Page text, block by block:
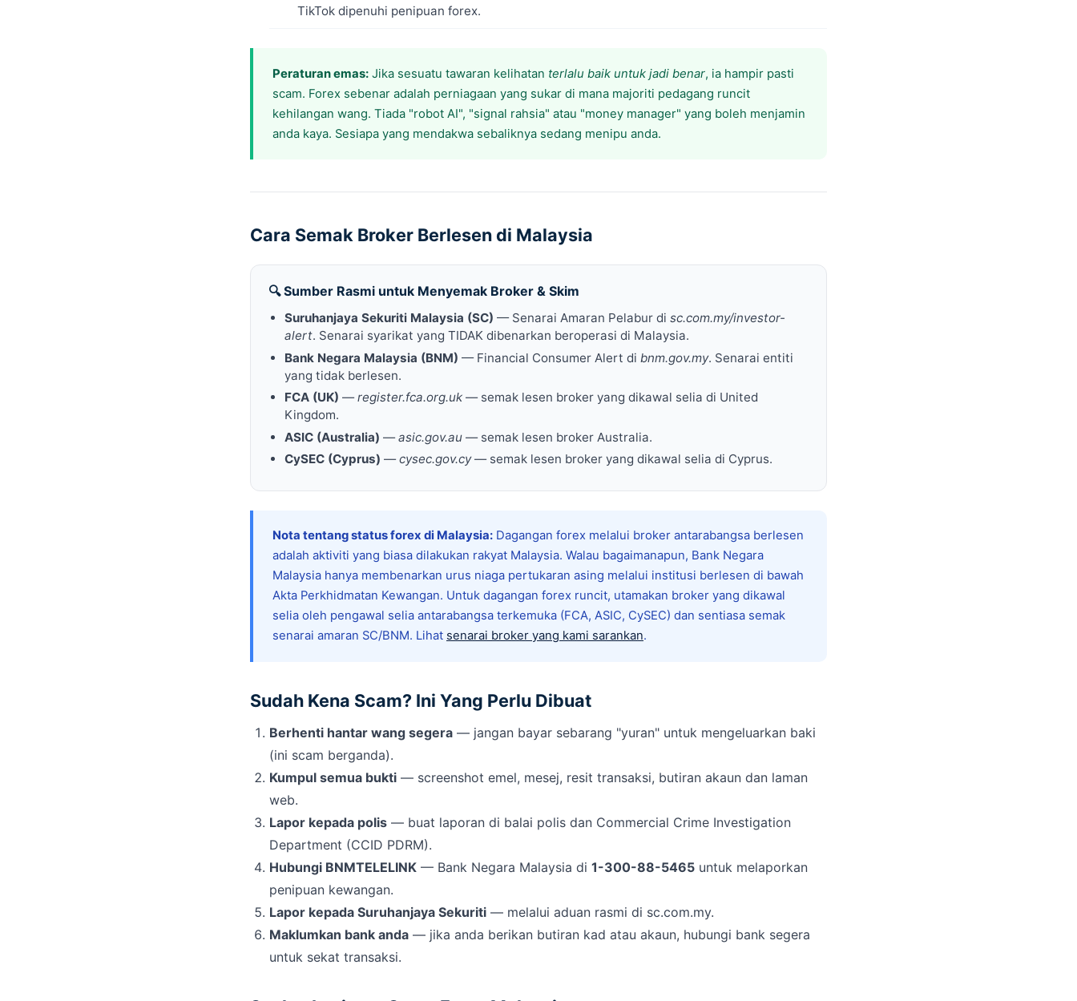
TikTok dipenuhi penipuan forex.
Peraturan emas: Jika sesuatu tawaran kelihatan terlalu baik untuk jadi benar, ia hampir pasti
scam. Forex sebenar adalah perniagaan yang sukar di mana majoriti pedagang runcit
kehilangan wang. Tiada "robot AI", "signal rahsia" atau "money manager" yang boleh menjamin
anda kaya. Sesiapa yang mendakwa sebaliknya sedang menipu anda.
Cara Semak Broker Berlesen di Malaysia
🔍 Sumber Rasmi untuk Menyemak Broker & Skim
Suruhanjaya Sekuriti Malaysia (SC) — Senarai Amaran Pelabur di sc.com.my/investor-
alert. Senarai syarikat yang TIDAK dibenarkan beroperasi di Malaysia.
Bank Negara Malaysia (BNM) — Financial Consumer Alert di bnm.gov.my. Senarai entiti
yang tidak berlesen.
FCA (UK) —register.fca.org.uk— semak lesen broker yang dikawal selia di United
Kingdom.
ASIC (Australia) —asic.gov.au— semak lesen broker Australia.
CySEC (Cyprus) —cysec.gov.cy— semak lesen broker yang dikawal selia di Cyprus.
Nota tentang status forex di Malaysia: Dagangan forex melalui broker antarabangsa berlesen
adalah aktiviti yang biasa dilakukan rakyat Malaysia. Walau bagaimanapun, Bank Negara
Malaysia hanya membenarkan urus niaga pertukaran asing melalui institusi berlesen di bawah
Akta Perkhidmatan Kewangan. Untuk dagangan forex runcit, utamakan broker yang dikawal
selia oleh pengawal selia antarabangsa terkemuka (FCA, ASIC, CySEC) dan sentiasa semak
senarai amaran SC/BNM. Lihat senarai broker yang kami sarankan.
Sudah Kena Scam? Ini Yang Perlu Dibuat
Berhenti hantar wang segera — jangan bayar sebarang "yuran" untuk mengeluarkan baki
(ini scam berganda).
Kumpul semua bukti — screenshot emel, mesej, resit transaksi, butiran akaun dan laman
web.
Lapor kepada polis — buat laporan di balai polis dan Commercial Crime Investigation
Department (CCID PDRM).
Hubungi BNMTELELINK — Bank Negara Malaysia di 1-300-88-5465 untuk melaporkan
penipuan kewangan.
Lapor kepada Suruhanjaya Sekuriti — melalui aduan rasmi di sc.com.my.
Maklumkan bank anda — jika anda berikan butiran kad atau akaun, hubungi bank segera
untuk sekat transaksi.